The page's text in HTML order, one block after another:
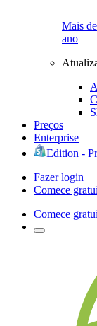
Mais
ano
Preços
Enterprise
Edition -
Fazer login
Comece
Comece